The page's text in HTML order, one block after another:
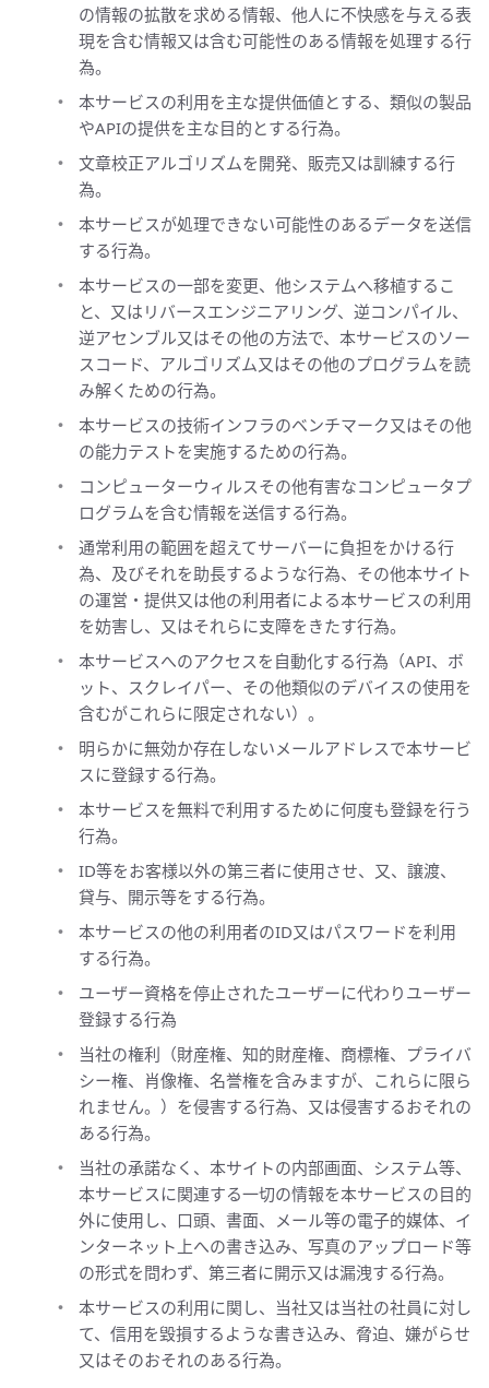
の情報の拡散を求める情報、他人に不快感を与える表
現を含む情報又は含む可能性のある情報を処理する行
為。
本サービスの利用を主な提供価値とする、類似の製品
やAPIの提供を主な目的とする行為。
文章校正アルゴリズムを開発、販売又は訓練する行
為。
本サービスが処理できない可能性のあるデータを送信
する行為。
本サービスの一部を変更、他システムへ移植するこ
と、又はリバースエンジニアリング、逆コンパイル、
逆アセンブル又はその他の方法で、本サービスのソー
スコード、アルゴリズム又はその他のプログラムを読
み解くための行為。
本サービスの技術インフラのベンチマーク又はその他
の能力テストを実施するための行為。
コンピューターウィルスその他有害なコンピュータプ
ログラムを含む情報を送信する行為。
通常利用の範囲を超えてサーバーに負担をかける行
為、及びそれを助長するような行為、その他本サイト
の運営・提供又は他の利用者による本サービスの利用
を妨害し、又はそれらに支障をきたす行為。
本サービスへのアクセスを自動化する行為（API、ボ
ット、スクレイパー、その他類似のデバイスの使用を
含むがこれらに限定されない）。
明らかに無効か存在しないメールアドレスで本サービ
スに登録する行為。
本サービスを無料で利用するために何度も登録を行う
行為。
ID等をお客様以外の第三者に使用させ、又、譲渡、
貸与、開示等をする行為。
本サービスの他の利用者のID又はパスワードを利用
する行為。
ユーザー資格を停止されたユーザーに代わりユーザー
登録する行為
当社の権利（財産権、知的財産権、商標権、プライバ
シー権、肖像権、名誉権を含みますが、これらに限ら
れません。）を侵害する行為、又は侵害するおそれの
ある行為。
当社の承諾なく、本サイトの内部画面、システム等、
本サービスに関連する一切の情報を本サービスの目的
外に使用し、口頭、書面、メール等の電子的媒体、イ
ンターネット上への書き込み、写真のアップロード等
の形式を問わず、第三者に開示又は漏洩する行為。
本サービスの利用に関し、当社又は当社の社員に対し
て、信用を毀損するような書き込み、脅迫、嫌がらせ
又はそのおそれのある行為。